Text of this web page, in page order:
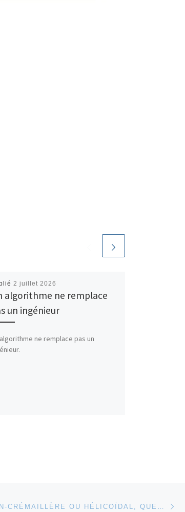
2 juillet 2026
algorithme ne remplace
un ingénieur
ne remplace pas un